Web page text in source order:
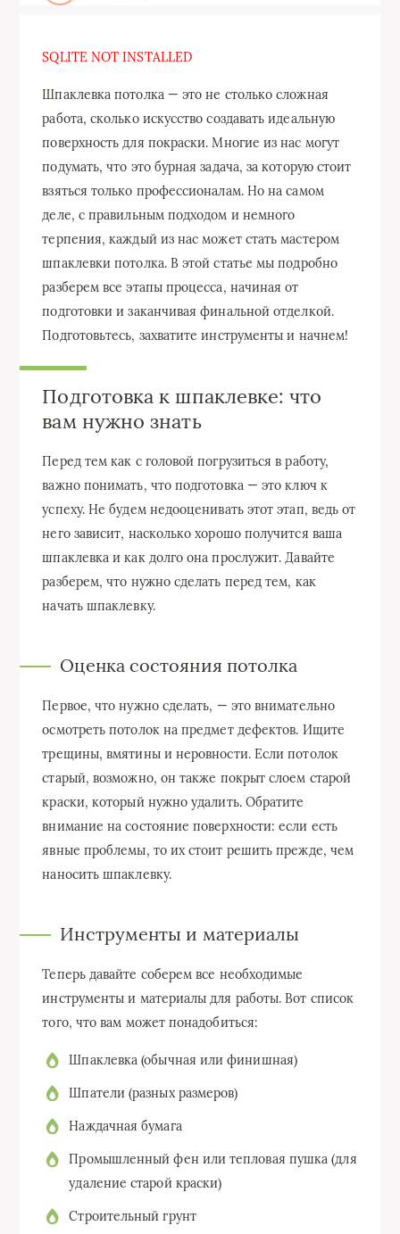
SQLITE NOT INSTALLED
Шпаклевка потолка — это не столько сложная
работа, сколько искусство создавать идеальную
поверхность для покраски. Многие из нас могут
подумать, что это бурная задача, за которую стоит
взяться только профессионалам. Но на самом
деле, с правильным подходом и немного
терпения, каждый из нас может стать мастером
шпаклевки потолка. В этой статье мы подробно
разберем все этапы процесса, начиная от
подготовки и заканчивая финальной отделкой.
Подготовьтесь, захватите инструменты и начнем!
Подготовка к шпаклевке: что
вам нужно знать
Перед тем как с головой погрузиться в работу,
важно понимать, что подготовка — это ключ к
успеху. Не будем недооценивать этот этап, ведь от
него зависит, насколько хорошо получится ваша
шпаклевка и как долго она прослужит. Давайте
разберем, что нужно сделать перед тем, как
начать шпаклевку.
Оценка состояния потолка
Первое, что нужно сделать, — это внимательно
осмотреть потолок на предмет дефектов. Ищите
трещины, вмятины и неровности. Если потолок
старый, возможно, он также покрыт слоем старой
краски, который нужно удалить. Обратите
внимание на состояние поверхности: если есть
явные проблемы, то их стоит решить прежде, чем
наносить шпаклевку.
Инструменты и материалы
Теперь давайте соберем все необходимые
инструменты и материалы для работы. Вот список
того, что вам может понадобиться:
Шпаклевка (обычная или финишная)
Шпатели (разных размеров)
Наждачная бумага
Промышленный фен или тепловая пушка (для
удаление старой краски)
Строительный грунт